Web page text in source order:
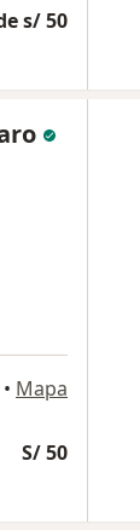
s/ 50
• Mapa
S/ 50